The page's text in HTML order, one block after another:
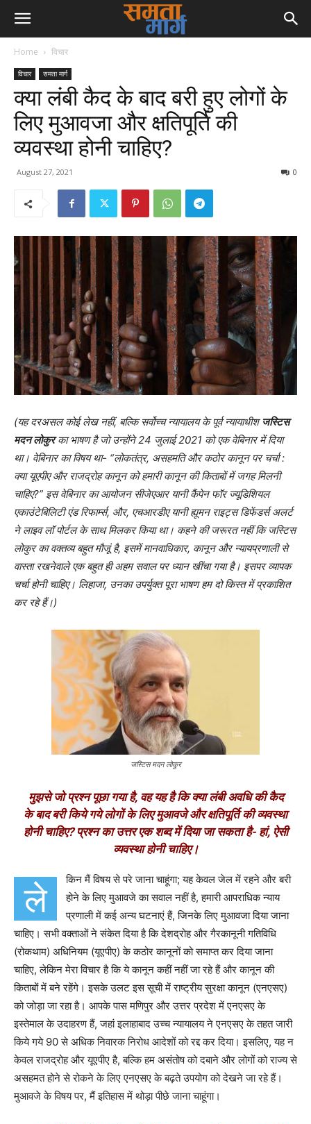
Home विचार
विचार समता मार्ग
क्या लंबी कैद के बाद बरी हुए लोगों के
लिए मुआवजा और क्षतिपूर्ति की
व्यवस्था होनी चाहिए?
August 27, 2021 0
(यह दरअसल कोई लेख नहीं, बल्कि सर्वोच्च न्यायालय के पूर्व न्यायाधीश जस्टिस
मदन लोकुरका भाषण है जो उन्होंने 24 जुलाई 2021 को एक वेबिनार में दिया
था। वेबिनार का विषय था- “लोकतंत्र, असहमति और कठोर कानून पर चर्चा:
क्या यूएपीए और राजद्रोह कानून को हमारी कानून की किताबों में जगह मिलनी
चाहिए?” इस वेबिनार का आयोजन सीजेएआर यानी कैंपेन फॉर ज्यूडिशियल
एकाउंटेबिलिटी एंड रिफार्म्स, और, एचआरडीए यानी ह्यूमन राइट्स डिफेंडर्स अलर्ट
ने लाइव लॉ पोर्टल के साथ मिलकर किया था। कहने की जरूरत नहीं कि जस्टिस
लोकुर का वक्तव्य बहुत मौजूं है, इसमें मानवाधिकार, कानून और न्यायप्रणाली से
वास्ता रखनेवाले एक बहुत ही अहम सवाल पर ध्यान खींचा गया है। इसपर व्यापक
चर्चा होनी चाहिए। लिहाजा, उनका उपर्युक्त पूरा भाषण हम दो किस्त में प्रकाशित
कर रहे हैं।)
जस्टिस मदन लोकुर
मुझसे जो प्रश्न पूछा गया है, वह यह है कि क्या लंबी अवधि की कैद
के बाद बरी किये गये लोगों के लिए मुआवजे और क्षतिपूर्ति की व्यवस्था
होनी चाहिए?प्रश्न का उत्तर एक शब्द में दिया जा सकता है- हां, ऐसी
व्यवस्था होनी चाहिए।
ले किन मैं विषय से परे जाना चाहूंगा;यह केवल जेल में रहने और बरी
होने के लिए मुआवजे का सवाल नहीं है,हमारी आपराधिक न्याय
प्रणाली में कई अन्य घटनाएं हैं,जिनके लिए मुआवजा दिया जाना
चाहिए। सभी वक्ताओं ने संकेत दिया है कि देशद्रोह और गैरकानूनी गतिविधि
(रोकथाम) अधिनियम (यूएपीए) के कठोर कानूनों को समाप्त कर दिया जाना
चाहिए,लेकिन मेरा विचार है कि ये कानून कहीं नहीं जा रहे हैं और कानून की
किताबों में बने रहेंगे। इसके उलट इस सूची में राष्ट्रीय सुरक्षा कानून (एनएसए)
को जोड़ा जा रहा है। आपके पास मणिपुर और उत्तर प्रदेश में एनएसए के
इस्तेमाल के उदाहरण हैं,जहां इलाहाबाद उच्च न्यायालय ने एनएसए के तहत जारी
किये गये 90से अधिक निवारक निरोध आदेशों को रद्द कर दिया। इसलिए,यह न
केवल राजद्रोह और यूएपीए है,बल्कि हम असंतोष को दबाने और लोगों को राज्य से
असहमत होने से रोकने के लिए एनएसए के बढ़ते उपयोग को देखने जा रहे हैं।
मुआवजे के विषय पर,मैं इतिहास में थोड़ा पीछे जाना चाहूंगा।